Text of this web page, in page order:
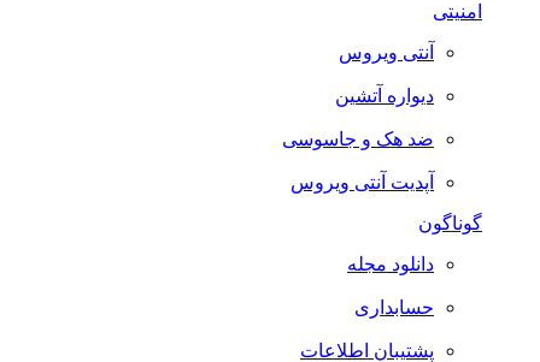
امنیتی
آنتی ویروس
دیواره آتشین
ضد هک و جاسوسی
آپدیت آنتی ویروس
گوناگون
دانلود مجله
حسابداری
پشتیبان اطلاعات